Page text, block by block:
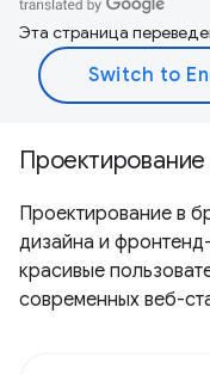
Эта страница
Проектирование в
дизайна и
красивые
современных веб-